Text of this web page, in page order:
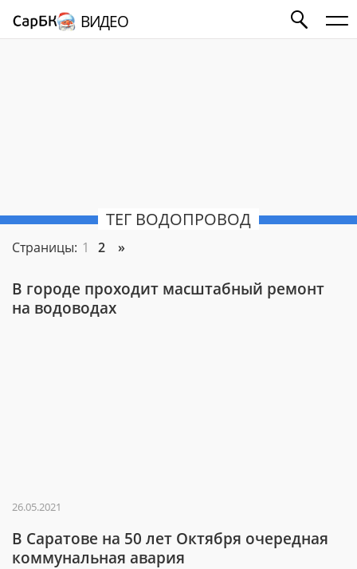
ВИДЕО
ТЕГ ВОДОПРОВОД
Страницы: 1 2 »
В городе проходит масштабный ремонт
на водоводах
26.05.2021
В Саратове на 50 лет Октября очередная
коммунальная авария